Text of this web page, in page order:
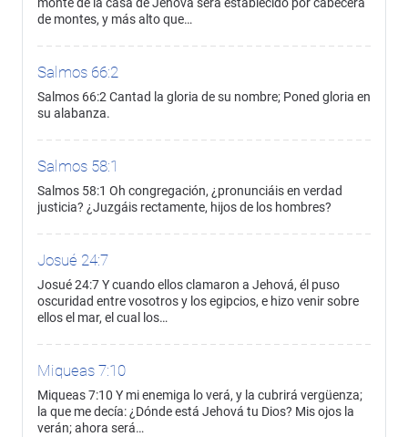
de montes, y más alto que…
Salmos 66:2
Salmos 66:2 Cantad la gloria de su nombre; Poned gloria en
su alabanza.
Salmos 58:1
Salmos 58:1 Oh congregación, ¿pronunciáis en verdad
justicia? ¿Juzgáis rectamente, hijos de los hombres?
Josué 24:7
Josué 24:7 Y cuando ellos clamaron a Jehová, él puso
oscuridad entre vosotros y los egipcios, e hizo venir sobre
ellos el mar, el cual los…
Miqueas 7:10
Miqueas 7:10 Y mi enemiga lo verá, y la cubrirá vergüenza;
la que me decía: ¿Dónde está Jehová tu Dios? Mis ojos la
verán; ahora será…